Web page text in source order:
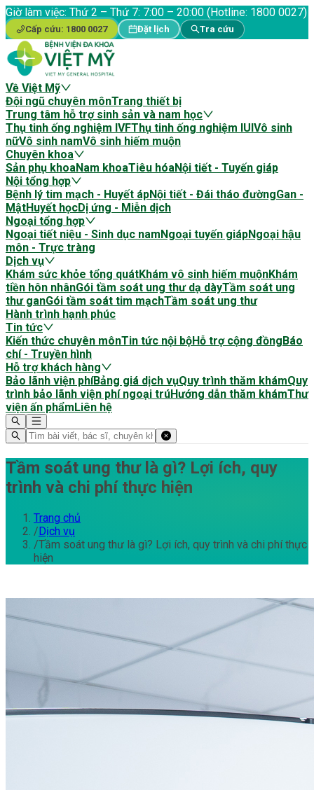
Giờ làm việc: Thứ 2 – Thứ 7: 7:00 – 20:00 (Hotline: 1800 0027)
Cấp cứu: 1800 0027 Đặt lịch Tra cứu
Về Việt Mỹ
Đội ngũ chuyên mônTrang thiết bị
Trung tâm hỗ trợ sinh sản và nam học
Thụ tinh ống nghiệm IVFThụ tinh ống nghiệm IUIVô sinh
nữVô sinh namVô sinh hiếm muộn
Chuyên khoa
Sản phụ khoaNam khoaTiêu hóaNội tiết - Tuyến giáp
Nội tổng hợp
Bệnh lý tim mạch - Huyết ápNội tiết - Đái tháo đườngGan -
MậtHuyết họcDị ứng - Miễn dịch
Ngoại tổng hợp
Ngoại tiết niệu - Sinh dục namNgoại tuyến giápNgoại hậu
môn - Trực tràng
Dịch vụ
Khám sức khỏe tổng quátKhám vô sinh hiếm muộnKhám
tiền hôn nhânGói tầm soát ung thư dạ dàyTầm soát ung
thư ganGói tầm soát tim mạchTầm soát ung thư
Hành trình hạnh phúc
Tin tức
Kiến thức chuyên mônTin tức nội bộHỗ trợ cộng đồngBáo
chí - Truyền hình
Hỗ trợ khách hàng
Bảo lãnh viện phíBảng giá dịch vụQuy trình thăm khámQuy
trình bảo lãnh viện phí ngoại trúHướng dẫn thăm khámThư
viện ấn phẩmLiên hệ
Tầm soát ung thư là gì? Lợi ích, quy
trình và chi phí thực hiện
Trang chủ
/Dịch vụ
/Tầm soát ung thư là gì? Lợi ích, quy trình và chi phí thực
hiện